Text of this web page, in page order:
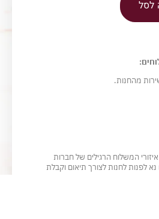
לסל
מהחנות.
המשלוח הרגילים של חברות
לפנות לחנות לצורך תיאום וקבלת